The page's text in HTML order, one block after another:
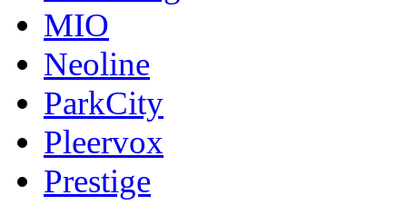
MIO
Neoline
ParkCity
Pleervox
Prestige